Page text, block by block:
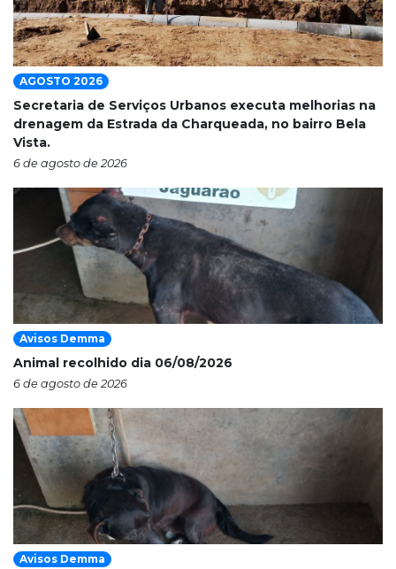
AGOSTO 2026
Secretaria de Serviços Urbanos executa melhorias na
drenagem da Estrada da Charqueada, no bairro Bela
Vista.
6 de agosto de 2026
Avisos Demma
Animal recolhido dia 06/08/2026
6 de agosto de 2026
Avisos Demma